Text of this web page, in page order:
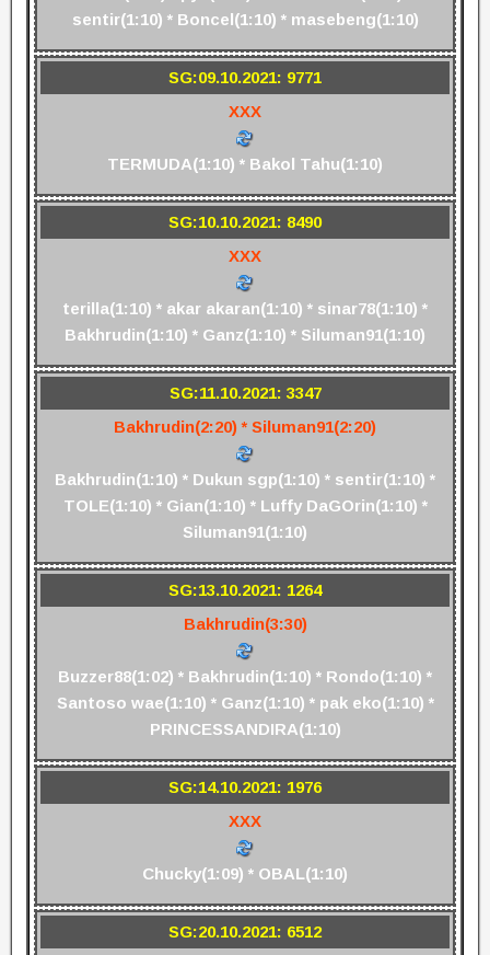
sentir(1:10) * Boncel(1:10) * masebeng(1:10)
SG:09.10.2021: 9771
XXX
TERMUDA(1:10) * Bakol Tahu(1:10)
SG:10.10.2021: 8490
XXX
terilla(1:10) * akar akaran(1:10) * sinar78(1:10) *
Bakhrudin(1:10) * Ganz(1:10) * Siluman91(1:10)
SG:11.10.2021: 3347
Bakhrudin(2:20) * Siluman91(2:20)
Bakhrudin(1:10) * Dukun sgp(1:10) * sentir(1:10) *
TOLE(1:10) * Gian(1:10) * Luffy DaGOrin(1:10) *
Siluman91(1:10)
SG:13.10.2021: 1264
Bakhrudin(3:30)
Buzzer88(1:02) * Bakhrudin(1:10) * Rondo(1:10) *
Santoso wae(1:10) * Ganz(1:10) * pak eko(1:10) *
PRINCESSANDIRA(1:10)
SG:14.10.2021: 1976
XXX
Chucky(1:09) * OBAL(1:10)
SG:20.10.2021: 6512